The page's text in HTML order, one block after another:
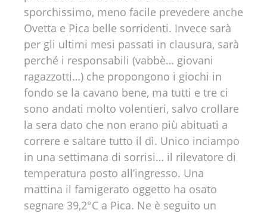
sporchissimo, meno facile prevedere anche
Ovetta e Pica belle sorridenti. Invece sarà
per gli ultimi mesi passati in clausura, sarà
perché i responsabili (vabbè… giovani
ragazzotti…) che propongono i giochi in
fondo se la cavano bene, ma tutti e tre ci
sono andati molto volentieri, salvo crollare
la sera dato che non erano più abituati a
correre e saltare tutto il dì. Unico inciampo
in una settimana di sorrisi… il rilevatore di
temperatura posto all’ingresso. Una
mattina il famigerato oggetto ha osato
segnare 39,2°C a Pica. Ne è seguito un